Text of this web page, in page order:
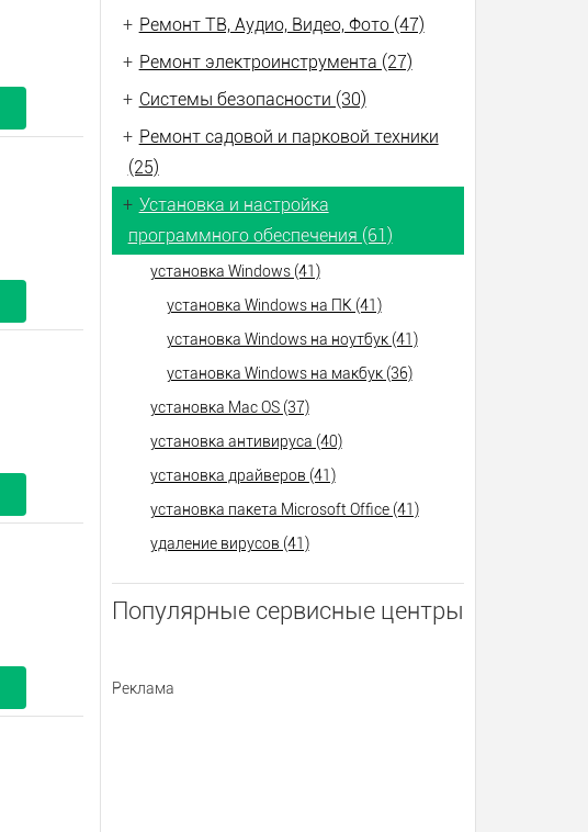
+ Ремонт ТВ, Аудио, Видео, Фото (47)
+ Ремонт электроинструмента (27)
+ Системы безопасности (30)
+ Ремонт садовой и парковой техники
(25)
+ Установка и настройка
программного обеспечения (61)
установка Windows (41)
установка Windows на ПК (41)
установка Windows на ноутбук (41)
установка Windows на макбук (36)
установка Mac OS (37)
установка антивируса (40)
установка драйверов (41)
установка пакета Microsoft Office (41)
удаление вирусов (41)
Популярные сервисные центры
Реклама